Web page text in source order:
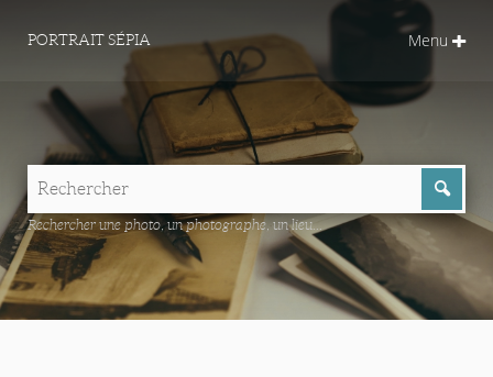
PORTRAIT SÉPIA Menu
Rechercher une photo, un photographe, un lieu...